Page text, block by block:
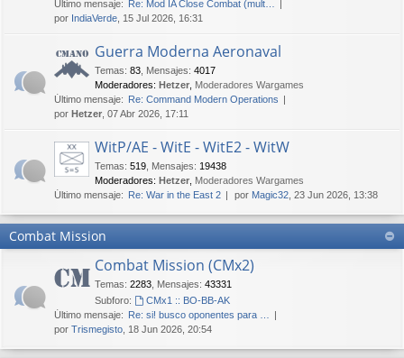
Último mensaje: Re: Mod IA Close Combat (mult…
por IndiaVerde , 15 Jul 2026, 16:31
Guerra Moderna Aeronaval
Temas: 83 Mensajes: 4017
Moderadores: Hetzer Moderadores Wargames
Último mensaje: Re: Command Modern Operations
por Hetzer , 07 Abr 2026, 17:11
WitP/AE - WitE - WitE2 - WitW
Temas: 519 Mensajes: 19438
Moderadores: Hetzer Moderadores Wargames
Último mensaje: Re: War in the East 2 por Magic32 , 23 Jun 2026, 13:38
Combat Mission
Combat Mission (CMx2)
Temas: 2283 Mensajes: 43331
Subforo:
CMx1 :: BO-BB-AK
Último mensaje: Re: si! busco oponentes para …
por Trismegisto , 18 Jun 2026, 20:54